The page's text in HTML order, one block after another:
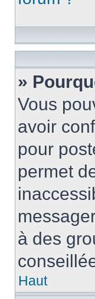
»
Vous
avoir
pour
permet
à des
Haut